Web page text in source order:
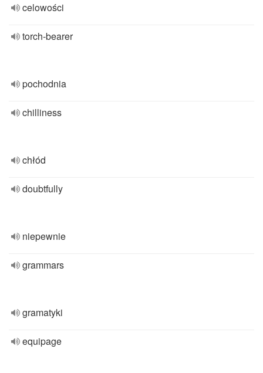
celowości
torch-bearer
pochodnia
chilliness
chłód
doubtfully
niepewnie
grammars
gramatyki
equipage